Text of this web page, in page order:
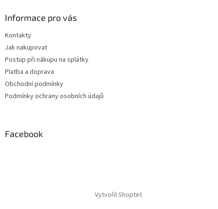
Informace pro vás
Kontakty
Jak nakupovat
Postup při nákupu na splátky
Platba a doprava
Obchodní podmínky
Podmínky ochrany osobních údajů
Facebook
Vytvořil Shoptet